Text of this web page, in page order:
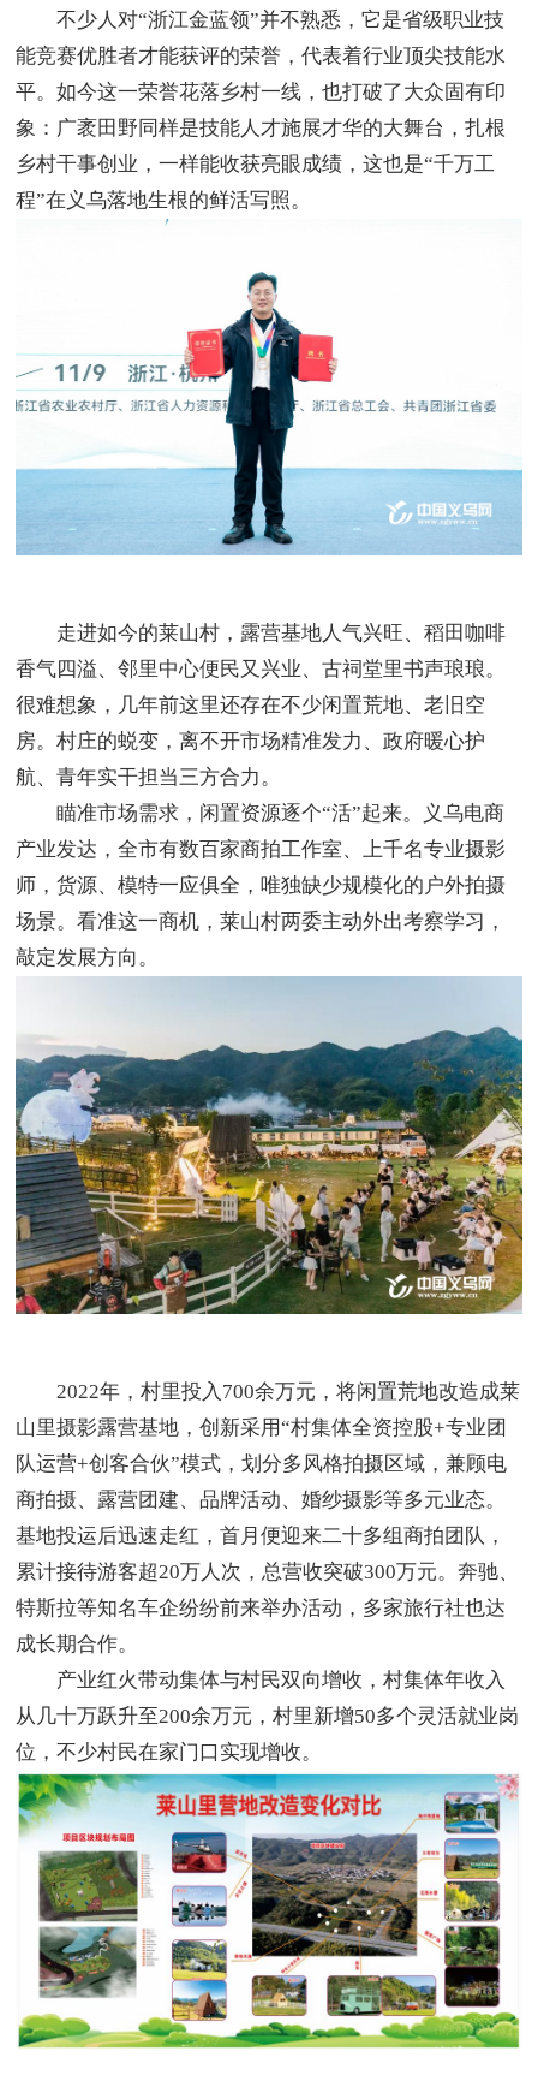
不少人对“浙江金蓝领”并不熟悉，它是省级职业技
能竞赛优胜者才能获评的荣誉，代表着行业顶尖技能水
平。如今这一荣誉花落乡村一线，也打破了大众固有印
象：广袤田野同样是技能人才施展才华的大舞台，扎根
乡村干事创业，一样能收获亮眼成绩，这也是“千万工
程”在义乌落地生根的鲜活写照。
走进如今的莱山村，露营基地人气兴旺、稻田咖啡
香气四溢、邻里中心便民又兴业、古祠堂里书声琅琅。
很难想象，几年前这里还存在不少闲置荒地、老旧空
房。村庄的蜕变，离不开市场精准发力、政府暖心护
航、青年实干担当三方合力。
瞄准市场需求，闲置资源逐个“活”起来。义乌电商
产业发达，全市有数百家商拍工作室、上千名专业摄影
师，货源、模特一应俱全，唯独缺少规模化的户外拍摄
场景。看准这一商机，莱山村两委主动外出考察学习，
敲定发展方向。
2022年，村里投入700余万元，将闲置荒地改造成莱
山里摄影露营基地，创新采用“村集体全资控股+专业团
队运营+创客合伙”模式，划分多风格拍摄区域，兼顾电
商拍摄、露营团建、品牌活动、婚纱摄影等多元业态。
基地投运后迅速走红，首月便迎来二十多组商拍团队，
累计接待游客超20万人次，总营收突破300万元。奔驰、
特斯拉等知名车企纷纷前来举办活动，多家旅行社也达
成长期合作。
产业红火带动集体与村民双向增收，村集体年收入
从几十万跃升至200余万元，村里新增50多个灵活就业岗
位，不少村民在家门口实现增收。